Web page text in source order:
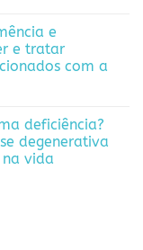
e
e tratar
com a
deficiência?
degenerativa
vida